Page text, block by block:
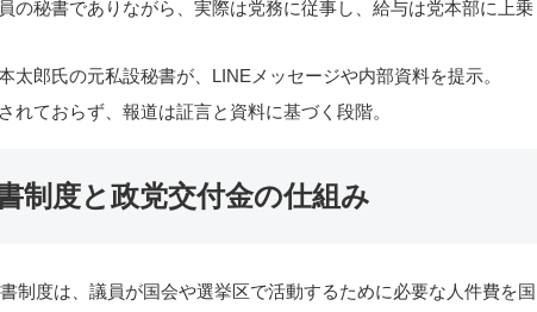
の秘書でありながら、実際は党務に従事し、給与は党本部に上乗
太郎氏の元私設秘書が、LINEメッセージや内部資料を提示。
れておらず、報道は証言と資料に基づく段階。
度と政党交付金の仕組み
制度は、議員が国会や選挙区で活動するために必要な人件費を国